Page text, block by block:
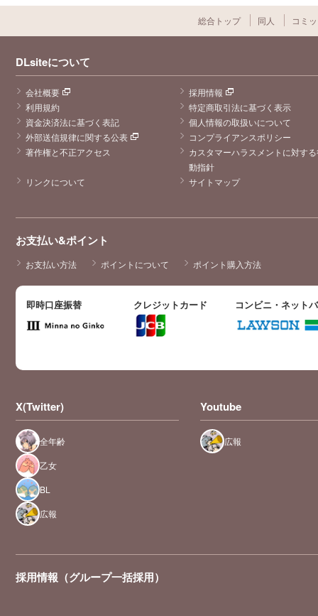
総合トップ 同人 コミ
DLsiteについて
会社概要
採用情報
利用規約
特定商取引法に基づく表示
資金決済法に基づく表記
個人情報の取扱いについて
外部送信規律に関する公表
コンプライアンスポリシー
著作権と不正アクセス
カスタマーハラスメントに対す
動指針
リンクについて
サイトマップ
お支払い&ポイント
お支払い方法 ポイントについて ポイント購入方法
即時口座振替 クレジットカード コンビニ・ネット
X(Twitter)
全年齢
乙女
BL
広報
Youtube
広報
採用情報（グループ一括採用）